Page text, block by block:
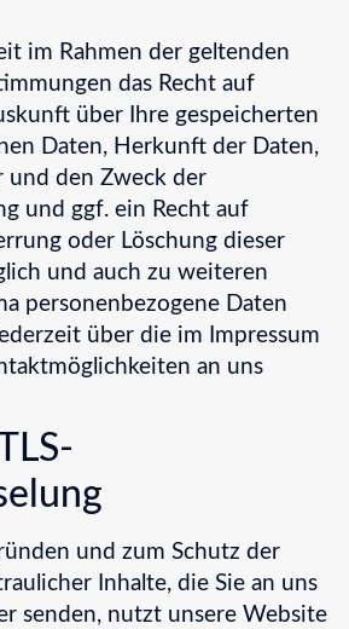
im Rahmen der geltenden
das Recht auf
über Ihre gespeicherten
Daten, Herkunft der Daten,
und den Zweck der
und ggf. ein Recht auf
oder Löschung dieser
und auch zu weiteren
personenbezogene Daten
über die im Impressum
an uns
und zum Schutz der
Inhalte, die Sie an uns
senden, nutzt unsere Website